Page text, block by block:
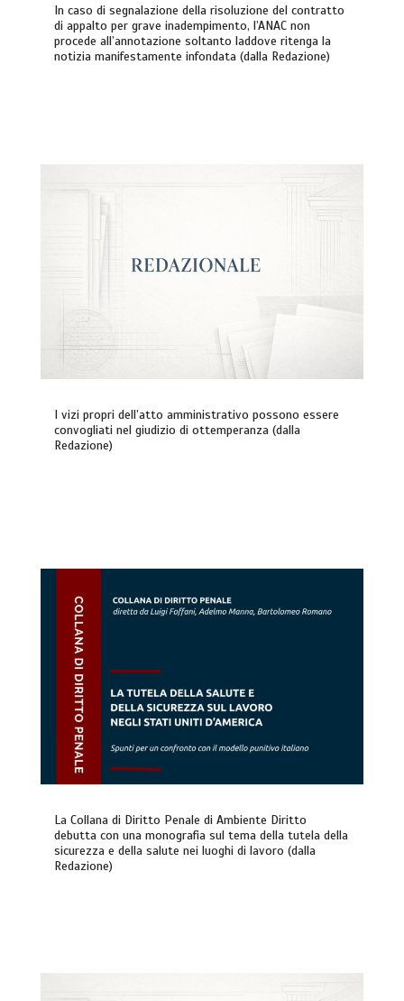
In caso di segnalazione della risoluzione del contratto
di appalto per grave inadempimento, l’ANAC non
procede all’annotazione soltanto laddove ritenga la
notizia manifestamente infondata (dalla Redazione)
I vizi propri dell’atto amministrativo possono essere
convogliati nel giudizio di ottemperanza (dalla
Redazione)
La Collana di Diritto Penale di Ambiente Diritto
debutta con una monografia sul tema della tutela della
sicurezza e della salute nei luoghi di lavoro (dalla
Redazione)